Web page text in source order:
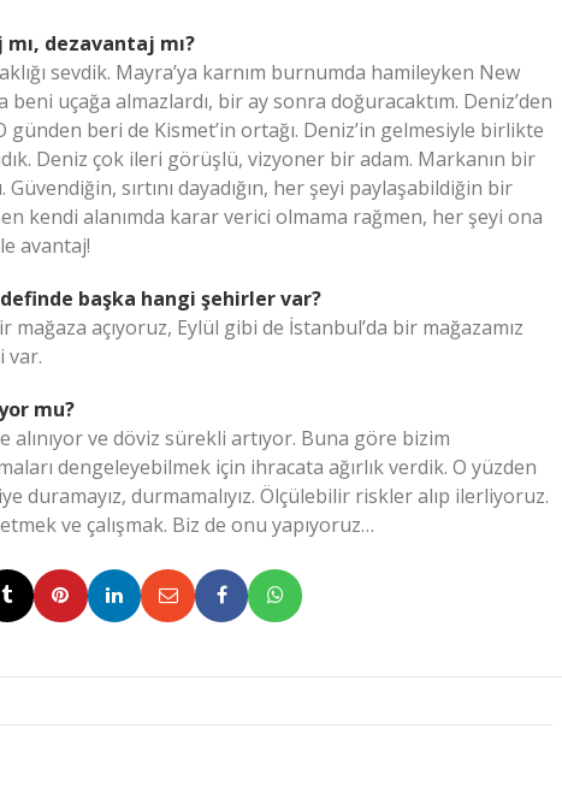
mı, dezavantaj mı?
sevdik. Mayra’ya karnım burnumda hamileyken New
beni uçağa almazlardı, bir ay sonra doğuracaktım. Deniz’den
beri de Kismet’in ortağı. Deniz’in gelmesiyle birlikte
Deniz çok ileri görüşlü, vizyoner bir adam. Markanın bir
sırtını dayadığın, her şeyi paylaşabildiğin bir
kendi alanımda karar verici olmama rağmen, her şeyi ona
avantaj!
başka hangi şehirler var?
mağaza açıyoruz, Eylül gibi de İstanbul’da bir mağazamız
var.
mu?
alınıyor ve döviz sürekli artıyor. Buna göre bizim
dengeleyebilmek için ihracata ağırlık verdik. O yüzden
duramayız, durmamalıyız. Ölçülebilir riskler alıp ilerliyoruz.
ve çalışmak. Biz de onu yapıyoruz…